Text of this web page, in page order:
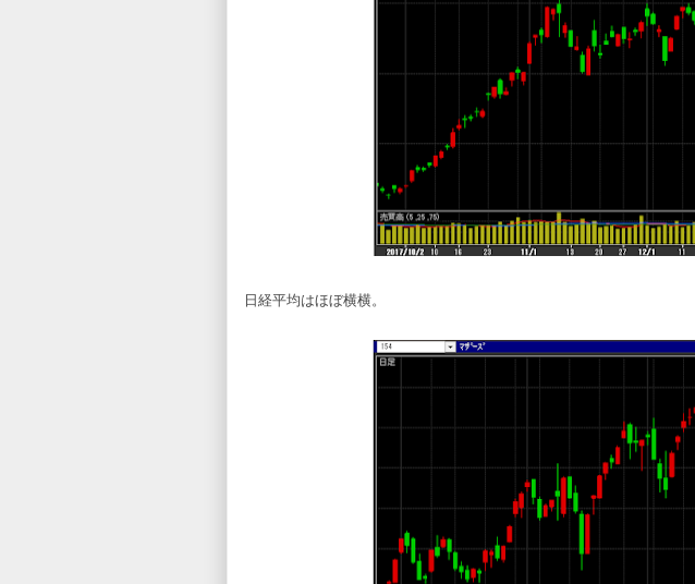
日経平均はほぼ横横。